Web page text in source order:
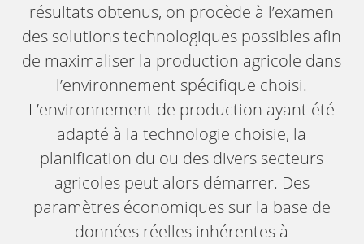
résultats obtenus, on procède à l’examen
des solutions technologiques possibles afin
de maximaliser la production agricole dans
l’environnement spécifique choisi.
L’environnement de production ayant été
adapté à la technologie choisie, la
planification du ou des divers secteurs
agricoles peut alors démarrer. Des
paramètres économiques sur la base de
données réelles inhérentes à